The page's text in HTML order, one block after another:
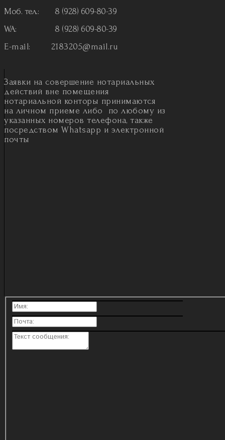
Моб. тел.: 8 (928) 609-80-39
WA: 8 (928) 609-80-39
E-mail:
2183205@mail.ru
Заявки на совершение нотариальных
действий вне помещения
нотариальной конторы принимаются
на личном приеме либо по любому из
указанных номеров телефона, также
посредством Whatsapp и электронной
почты